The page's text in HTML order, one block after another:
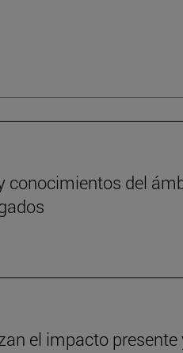
conocimientos del
el impacto presente